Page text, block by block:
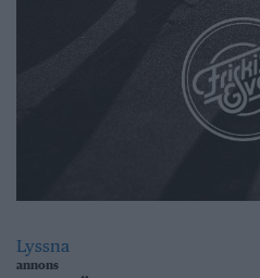
Lyssna
annons